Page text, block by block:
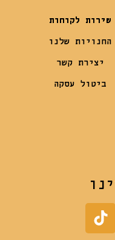
שירות לקוחות
החנויות שלנו
יצירת קשר
ביטול עסקה